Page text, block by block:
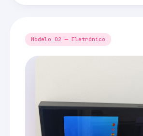
Modelo 02 — Eletrónico